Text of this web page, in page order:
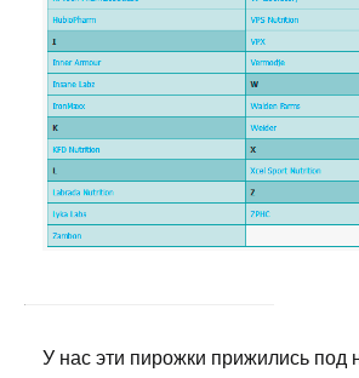
У нас эти пирожки прижились под